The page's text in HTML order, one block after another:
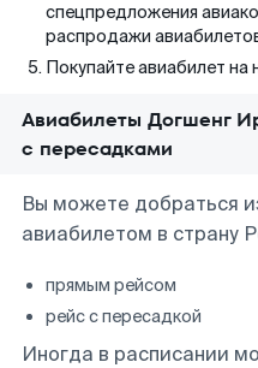
спецпредложения
распродажи
Покупайте авиабилет на
Авиабилеты Догшенг
с пересадками
Вы можете добраться
авиабилетом в страну
прямым рейсом
рейс с пересадкой
Иногда в расписании